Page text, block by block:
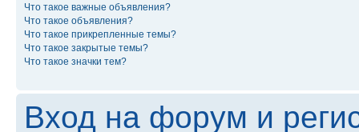
Что такое важные объявления?
Что такое объявления?
Что такое прикрепленные темы?
Что такое закрытые темы?
Что такое значки тем?
Вход на форум и